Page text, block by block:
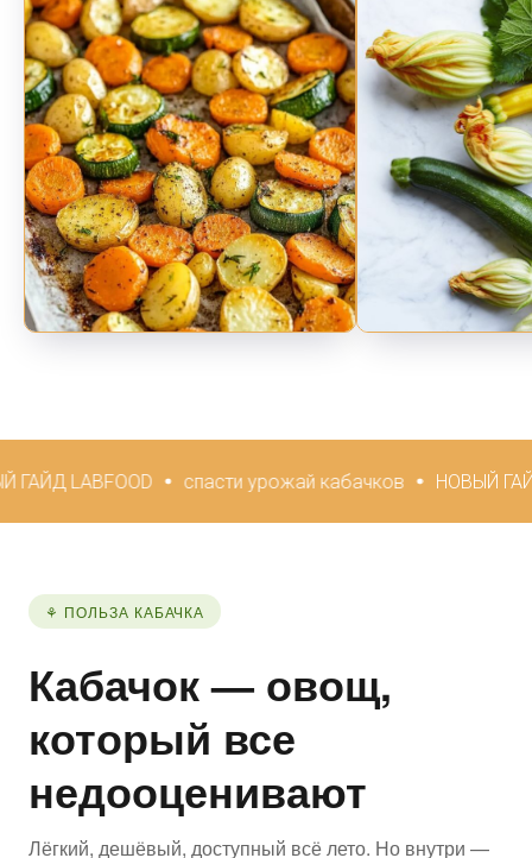
спасти урожай кабачков НОВЫЙ ГАЙД LABFOOD
⚘ ПОЛЬЗА КАБАЧКА
Кабачок — овощ,
который все
недооценивают
Лёгкий, дешёвый, доступный всё лето. Но внутри —